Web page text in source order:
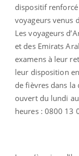
dispositif
voyageurs venus
Les voyageurs
et des Emirats
examens à leur
leur disposition
de fièvres dans
ouvert du lundi
heures : 0800 13